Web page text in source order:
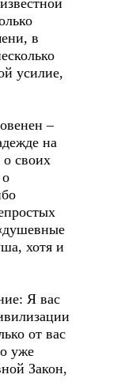
в
усилие,
–
на
своих
хотя и
Я вас
от вас
уже
Закон,